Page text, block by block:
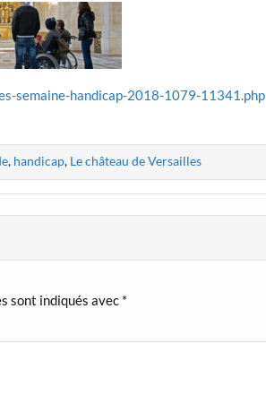
semaine-handicap-2018-1079-11341.php
, handicap, Le château de Versailles
sont indiqués avec *